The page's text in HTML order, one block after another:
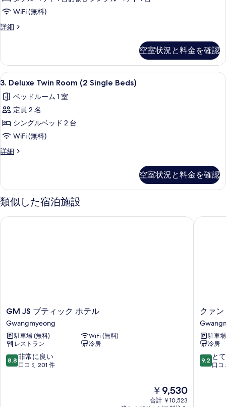
す
る
1
Single
Bed)
す
べ
て
の
写
真
を
表
る
WiFi (無料)
詳細
5.
Double
Bed,
1
Bed)
の
細
空室状況と料金を確認
3.
Deluxe
Twin
Room
(2
Single
Beds)
べ
て
写
3. Deluxe Twin Room (2 Single Beds) |
4
3. Deluxe Twin Room (2 Single Beds)
ベッドルーム 1 室
定員 2 名
シングルベッド 2 台
WiFi (無料)
詳細
3.
(2
Single
Beds)
詳
空室状況と料金を確認
類似した宿泊施設
GM
JS
ブ
テ
ィ
ッ
ク
GM JS ブティック ホテル
Gwangmyeong
駐車場 (無料)
WiFi (無料)
レストラン
冷房
10
段
8.8 非常に良い
口コミ 201 件
現
在
￥9,530
合計 ￥10,523
GM JS ブティック ホテル
ク
ァ
ン
ミ
ョ
ン
W
クァ
駐車
冷房
10
段
9.2 と
口コ
クァン